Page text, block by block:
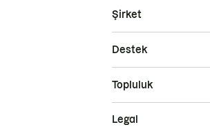
Şirket
Destek
Topluluk
Legal